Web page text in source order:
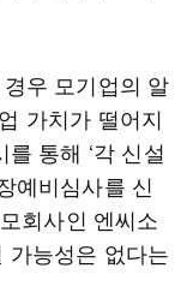
우 모기업의 알
가치가 떨어지
통해 ‘각 신설
예비심사를 신
회사인 엔씨소
가능성은 없다는